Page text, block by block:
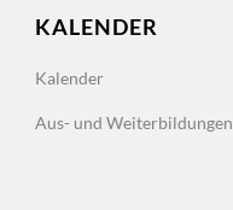
KALENDER
Kalender
Aus- und Weiterbildungen